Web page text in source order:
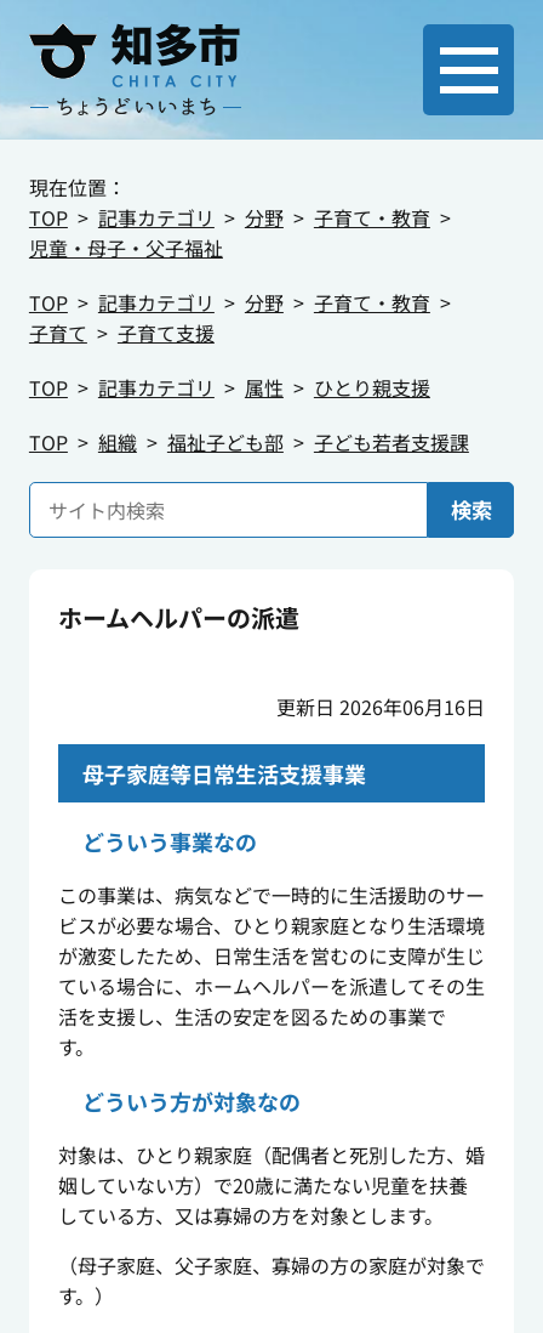
現在位置：
TOP
記事カテゴリ 分野
子育て・教育
児童・母子・父子福祉
TOP
記事カテゴリ 分野
子育て・教育
子育て
子育て支援
TOP
記事カテゴリ 属性
ひとり親支援
TOP
組織 福祉子ども部 子ども若者支援課
検索
ホームヘルパーの派遣
更新日 2026年06月16日
母子家庭等日常生活支援事業
どういう事業なの
この事業は、病気などで一時的に生活援助のサー
ビスが必要な場合、ひとり親家庭となり生活環境
が激変したため、日常生活を営むのに支障が生じ
ている場合に、ホームヘルパーを派遣してその生
活を支援し、生活の安定を図るための事業で
す。
どういう方が対象なの
対象は、ひとり親家庭（配偶者と死別した方、婚
姻していない方）で20歳に満たない児童を扶養
している方、又は寡婦の方を対象とします。
（母子家庭、父子家庭、寡婦の方の家庭が対象で
す。）